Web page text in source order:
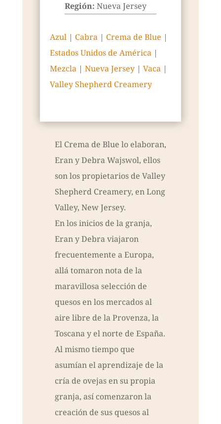
Región: Nueva Jersey
Azul| Cabra| Crema de Blue |
Estados Unidos de América|
Mezcla| Nueva Jersey| Vaca|
Valley Shepherd Creamery
El Crema de Blue lo elaboran,
Eran y Debra Wajswol, ellos
son los propietarios de Valley
Shepherd Creamery, en Long
Valley, New Jersey.
En los inicios de la granja,
Eran y Debra viajaron
frecuentemente a Europa,
allá tomaron nota de la
maravillosa selección de
quesos en los mercados al
aire libre de la Provenza, la
Toscana y el norte de España.
Al mismo tiempo que
asumían el aprendizaje de la
cría de ovejas en su propia
granja, así comenzaron la
creación de sus quesos al